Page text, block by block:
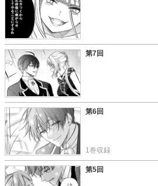
この話を読む
この話を読む
第7回
この話を読む
第6回
1巻収録
第5回